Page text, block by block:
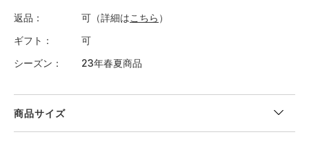
返品
可（詳細はこちら ）
ギフト
可
シーズン
23年春夏商品
商品サイズ